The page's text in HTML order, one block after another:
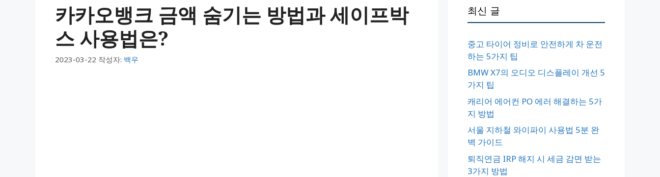
카카오뱅크 금액 숨기는 방법과 세이프박
스 사용법은?
2023-03-22 작성자: 백우
최신 글
중고 타이어 정비로 안전하게 차 운전
하는 5가지 팁
BMW X7의 오디오 디스플레이 개선 5
가지 팁
캐리어 에어컨 PO 에러 해결하는 5가
지 방법
서울 지하철 와이파이 사용법 5분 완
벽 가이드
퇴직연금 IRP 해지 시 세금 감면 받는
3가지 방법